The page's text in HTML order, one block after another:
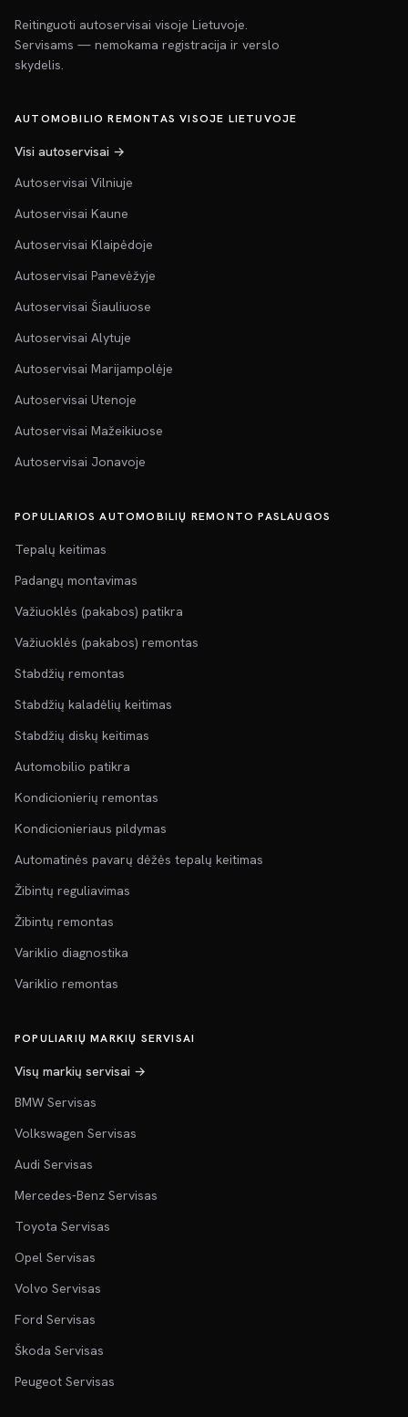
Reitinguoti autoservisai visoje Lietuvoje.
Servisams — nemokama registracija ir verslo
skydelis.
AUTOMOBILIO REMONTAS VISOJE LIETUVOJE
Visi autoservisai →
Autoservisai Vilniuje
Autoservisai Kaune
Autoservisai Klaipėdoje
Autoservisai Panevėžyje
Autoservisai Šiauliuose
Autoservisai Alytuje
Autoservisai Marijampolėje
Autoservisai Utenoje
Autoservisai Mažeikiuose
Autoservisai Jonavoje
POPULIARIOS AUTOMOBILIŲ REMONTO PASLAUGOS
Tepalų keitimas
Padangų montavimas
Važiuoklės (pakabos) patikra
Važiuoklės (pakabos) remontas
Stabdžių remontas
Stabdžių kaladėlių keitimas
Stabdžių diskų keitimas
Automobilio patikra
Kondicionierių remontas
Kondicionieriaus pildymas
Automatinės pavarų dėžės tepalų keitimas
Žibintų reguliavimas
Žibintų remontas
Variklio diagnostika
Variklio remontas
POPULIARIŲ MARKIŲ SERVISAI
Visų markių servisai →
BMW Servisas
Volkswagen Servisas
Audi Servisas
Mercedes-Benz Servisas
Toyota Servisas
Opel Servisas
Volvo Servisas
Ford Servisas
Škoda Servisas
Peugeot Servisas